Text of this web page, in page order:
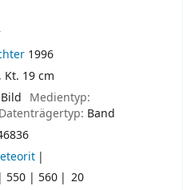
1996
Kt. 19 cm
Medientyp:
Datenträgertyp: Band
550 | 560
20